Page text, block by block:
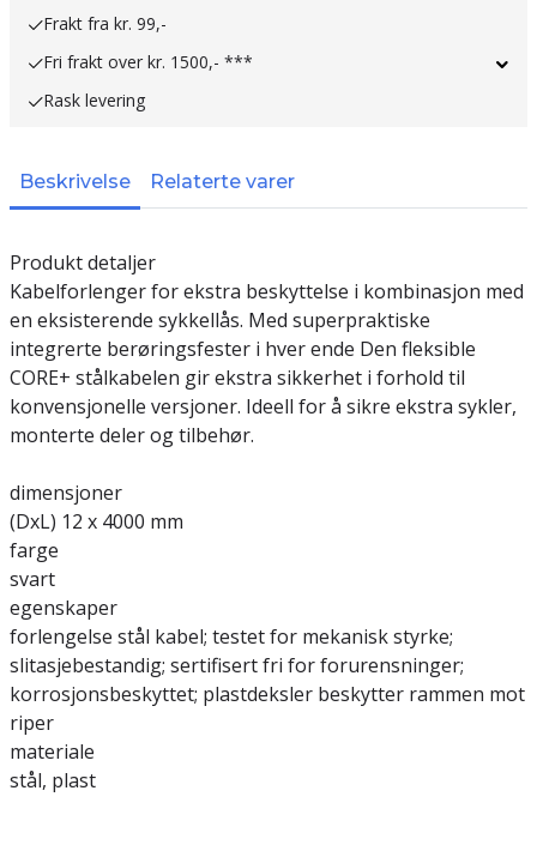
Frakt fra kr. 99,-
Fri frakt over kr. 1500,- ***
Rask levering
Beskrivelse Relaterte varer
Produkt detaljer
Kabelforlenger for ekstra beskyttelse i kombinasjon med
en eksisterende sykkellås. Med superpraktiske
integrerte berøringsfester i hver ende Den fleksible
CORE+ stålkabelen gir ekstra sikkerhet i forhold til
konvensjonelle versjoner. Ideell for å sikre ekstra sykler,
monterte deler og tilbehør.
dimensjoner
(DxL) 12 x 4000 mm
farge
svart
egenskaper
forlengelse stål kabel; testet for mekanisk styrke;
slitasjebestandig; sertifisert fri for forurensninger;
korrosjonsbeskyttet; plastdeksler beskytter rammen mot
riper
materiale
stål, plast